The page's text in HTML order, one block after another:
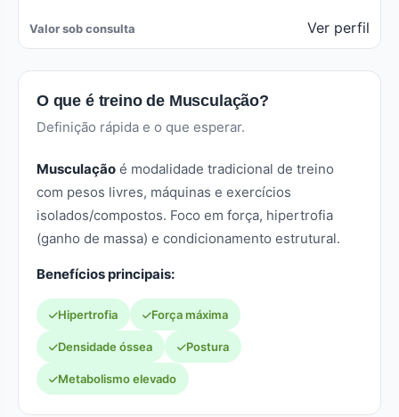
Valor sob consulta Ver perfil
O que é treino de Musculação?
Definição rápida e o que esperar.
Musculação é modalidade tradicional de treino
com pesos livres, máquinas e exercícios
isolados/compostos. Foco em força, hipertrofia
(ganho de massa) e condicionamento estrutural.
Benefícios principais:
Hipertrofia Força máxima
Densidade óssea Postura
Metabolismo elevado